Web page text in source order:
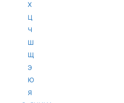
Х
Ц
Ч
Ш
Щ
Э
Ю
Я